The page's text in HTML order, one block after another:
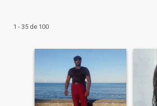
1 - 35 de 100